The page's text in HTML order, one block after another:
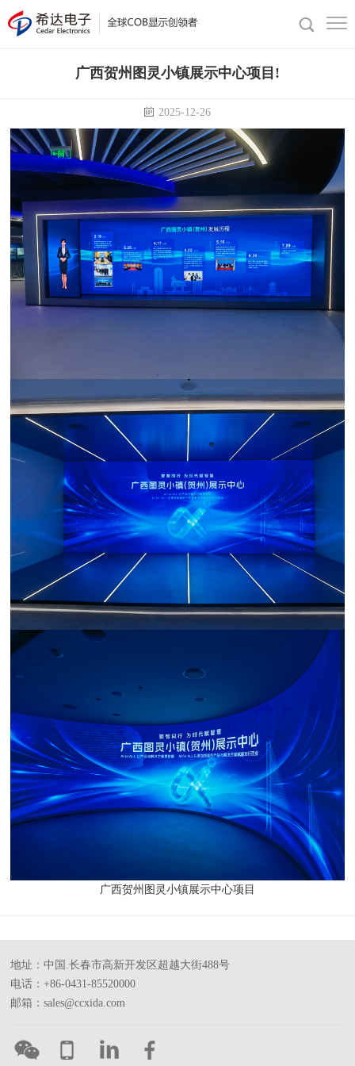
广西贺州图灵小镇展示中心项目!
2025-12-26
广西贺州图灵小镇展示中心项目
地址：中国.长春市高新开发区超越大街488号
电话：+86-0431-85520000
邮箱：sales@ccxida.com